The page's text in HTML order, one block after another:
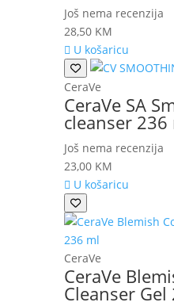
Još nema recenzija
28,50 KM
U košaricu
CeraVe
CeraVe SA
cleanser 236
Još nema recenzija
23,00 KM
U košaricu
CeraVe
CeraVe
Cleanser Gel